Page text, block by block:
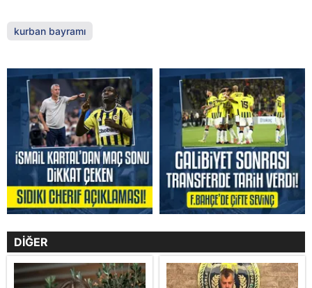
kurban bayramı
DİĞER